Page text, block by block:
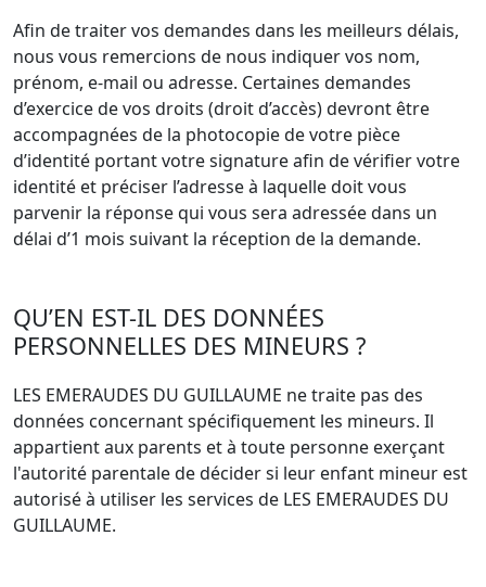
Afin de traiter vos demandes dans les meilleurs délais,
nous vous remercions de nous indiquer vos nom,
prénom, e-mail ou adresse. Certaines demandes
d’exercice de vos droits (droit d’accès) devront être
accompagnées de la photocopie de votre pièce
d’identité portant votre signature afin de vérifier votre
identité et préciser l’adresse à laquelle doit vous
parvenir la réponse qui vous sera adressée dans un
délai d’1 mois suivant la réception de la demande.
QU’EN EST-IL DES DONNÉES
PERSONNELLES DES MINEURS ?
LES EMERAUDES DU GUILLAUME ne traite pas des
données concernant spécifiquement les mineurs. Il
appartient aux parents et à toute personne exerçant
l'autorité parentale de décider si leur enfant mineur est
autorisé à utiliser les services de LES EMERAUDES DU
GUILLAUME.